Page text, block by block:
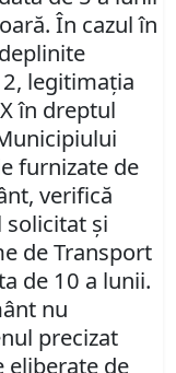
În cazul în
legitimaţia
în dreptul
furnizate de
verifică
solicitat şi
de Transport
de 10 a lunii.
nu
precizat
eliberate de